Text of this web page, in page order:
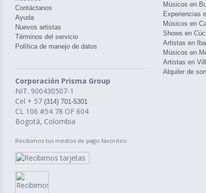
Contáctanos
Ayuda
Nuevos artistas
Términos del servicio
Política de manejo de datos
Corporación Prisma Group
NIT. 900430507-1
Cel + 57 (314) 701-5301
CL 106 #54 78 OF 604
Bogotá, Colombia
Recibimos tus medios de pago favoritos:
Músicos en
Experiencias
Músicos en
Shows en
Artistas en
Músicos en
Artistas en
Alquiler de